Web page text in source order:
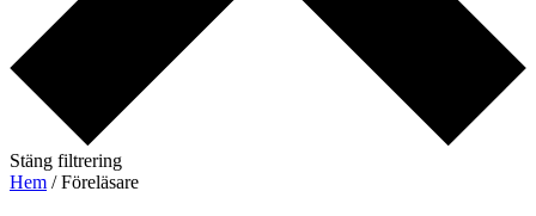
Stäng filtrering
Hem / Föreläsare